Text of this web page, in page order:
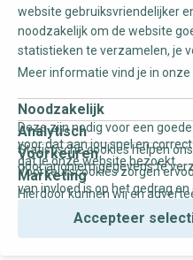
website gebruiksvriendelijker
noodzakelijk om de website
statistieken te verzamelen, je
Meer informatie vind je in onze
Noodzakelijk
Deze zijn nodig voor een
voor dat aan jou snel en
dat je onze website bezoekt.
Analytisch
Statistische cookies helpen
door anoniem gegevens te
Voorkeuren
Voorkeurscookies zorgen
van invloed is op het gedrag
Marketing
Hierdoor kunnen wij en
gepersonaliseerde online
Accepteer